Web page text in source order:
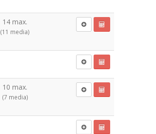
14 max.
(11 media)
10 max.
(7 media)